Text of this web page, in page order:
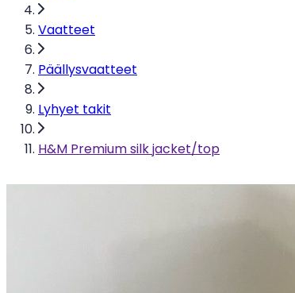
Vaatteet
Päällysvaatteet
Lyhyet takit
H&M Premium silk jacket/top